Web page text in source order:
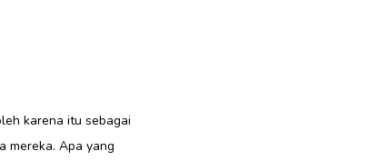
karena itu sebagai
mereka. Apa yang